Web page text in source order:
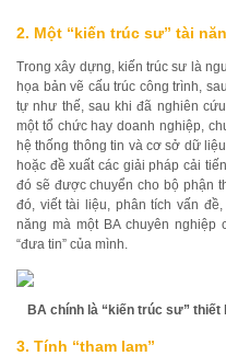
2. Một “kiến trúc sư” tài
Trong xây dựng, kiến trúc sư là
họa bản vẽ cấu trúc công trình,
tự như thế, sau khi đã nghiên
một tổ chức hay doanh nghiệp,
hệ thống thông tin và cơ sở dữ
hoặc đề xuất các giải pháp cải
đó sẽ được chuyển cho bộ phận
đó, viết tài liệu, phân tích vấn
năng mà một BA chuyên nghiệp
“đưa tin” của mình.
BA chính là “kiến trúc sư” thiết
3. Tính “tham lam”